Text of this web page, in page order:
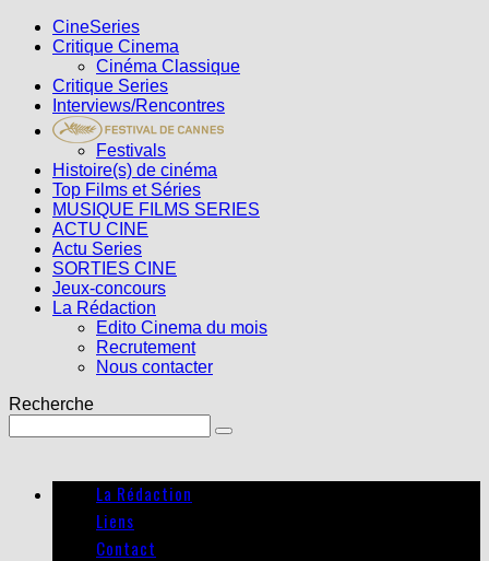
CineSeries
Critique Cinema
Cinéma Classique
Critique Series
Interviews/Rencontres
Festivals
Histoire(s) de cinéma
Top Films et Séries
MUSIQUE FILMS SERIES
ACTU CINE
Actu Series
SORTIES CINE
Jeux-concours
La Rédaction
Edito Cinema du mois
Recrutement
Nous contacter
Recherche
La Rédaction
Liens
Contact